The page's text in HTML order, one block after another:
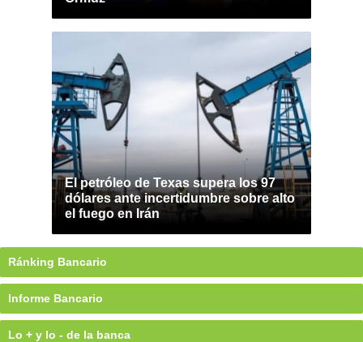
El petróleo de Texas supera los 97
dólares ante incertidumbre sobre alto
el fuego en Irán
Ránking Bancario
Informe Bancario
Lo + y lo - de la banca